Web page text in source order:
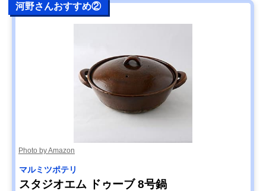
河野さんおすすめ②
Photo by Amazon
マルミツポテリ
スタジオエム ドゥーブ 8号鍋